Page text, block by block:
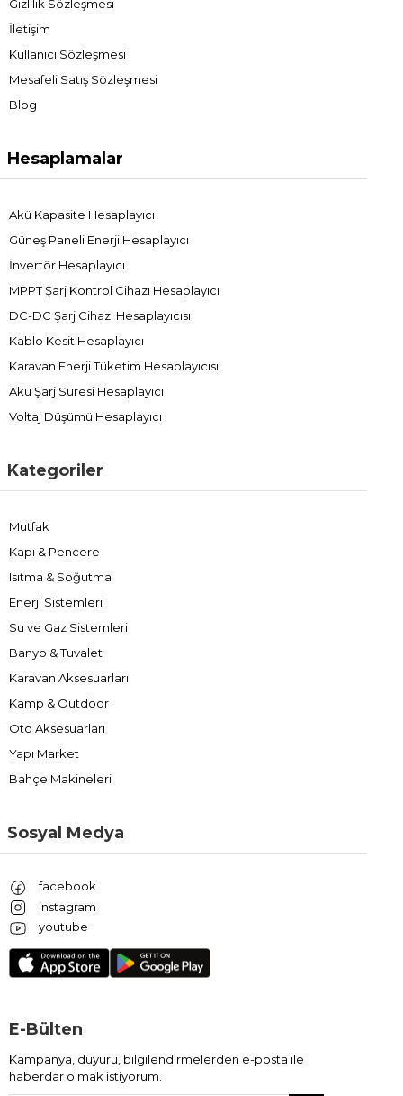
Gizlilik Sözleşmesi
İletişim
Kullanıcı Sözleşmesi
Mesafeli Satış Sözleşmesi
Blog
Hesaplamalar
Akü Kapasite Hesaplayıcı
Güneş Paneli Enerji Hesaplayıcı
İnvertör Hesaplayıcı
MPPT Şarj Kontrol Cihazı Hesaplayıcı
DC-DC Şarj Cihazı Hesaplayıcısı
Kablo Kesit Hesaplayıcı
Karavan Enerji Tüketim Hesaplayıcısı
Akü Şarj Süresi Hesaplayıcı
Voltaj Düşümü Hesaplayıcı
Kategoriler
Mutfak
Kapı & Pencere
Isıtma & Soğutma
Enerji Sistemleri
Su ve Gaz Sistemleri
Banyo & Tuvalet
Karavan Aksesuarları
Kamp & Outdoor
Oto Aksesuarları
Yapı Market
Bahçe Makineleri
Sosyal Medya
facebook
instagram
youtube
E-Bülten
Kampanya, duyuru, bilgilendirmelerden e-posta ile
haberdar olmak istiyorum.